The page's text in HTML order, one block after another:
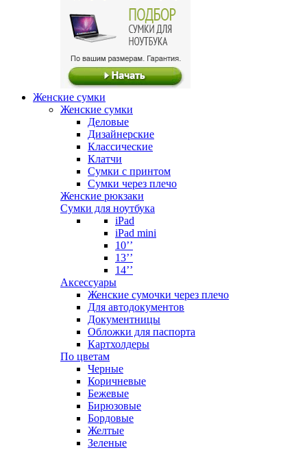
Женские сумки
Женские сумки
Деловые
Дизайнерские
Классические
Клатчи
Сумки с принтом
Сумки через плечо
Женские рюкзаки
Сумки для ноутбука
iPad
iPad mini
10’’
13’’
14’’
Аксессуары
Женские сумочки через плечо
Для автодокументов
Документницы
Обложки для паспорта
Картхолдеры
По цветам
Черные
Коричневые
Бежевые
Бирюзовые
Бордовые
Желтые
Зеленые